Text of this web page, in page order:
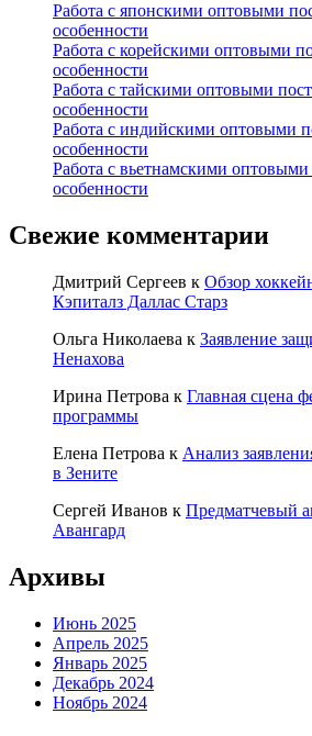
Работа с японскими оптовыми
особенности
Работа с корейскими оптовыми
особенности
Работа с тайскими оптовыми
особенности
Работа с индийскими оптовыми
особенности
Работа с вьетнамскими
особенности
Свежие комментарии
Дмитрий Сергеев к Обзор
Кэпиталз Даллас Старз
Ольга Николаева к Заявление
Ненахова
Ирина Петрова к Главная сцена
программы
Елена Петрова к Анализ
в Зените
Сергей Иванов к Предматчевый
Авангард
Архивы
Июнь 2025
Апрель 2025
Январь 2025
Декабрь 2024
Ноябрь 2024